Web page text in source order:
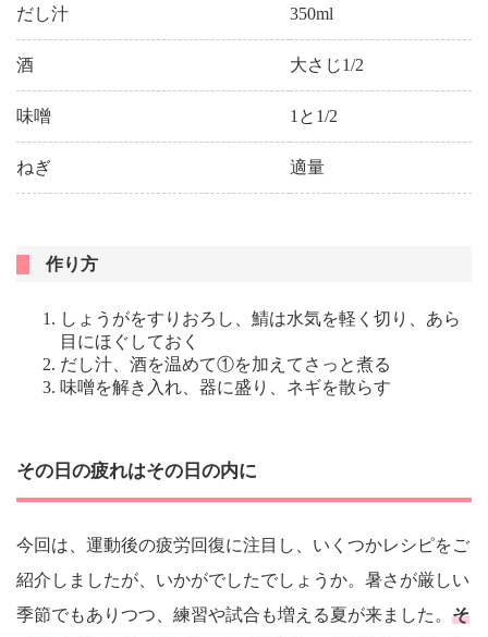
だし汁 350ml
酒 大さじ1/2
味噌 1と1/2
ねぎ 適量
作り方
しょうがをすりおろし、鯖は水気を軽く切り、あら
目にほぐしておく
だし汁、酒を温めて①を加えてさっと煮る
味噌を解き入れ、器に盛り、ネギを散らす
その日の疲れはその日の内に
今回は、運動後の疲労回復に注目し、いくつかレシピをご
紹介しましたが、いかがでしたでしょうか。暑さが厳しい
季節でもありつつ、練習や試合も増える夏が来ました。 そ